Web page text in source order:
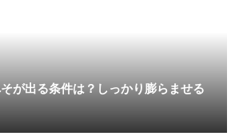
が出る条件は？しっかり膨らませる